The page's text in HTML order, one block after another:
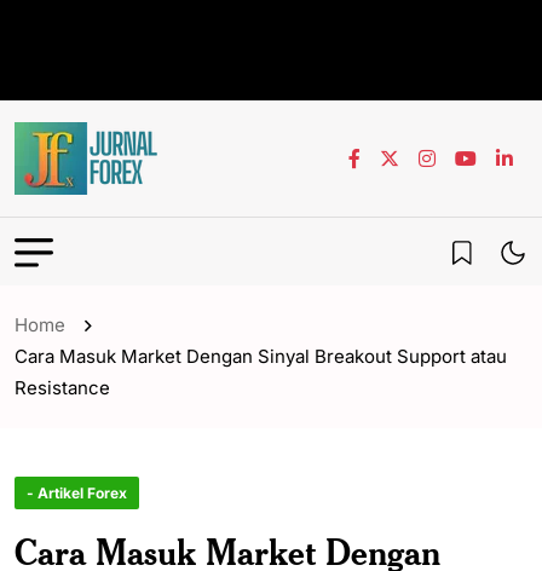
Home
Cara Masuk Market Dengan Sinyal Breakout Support atau
Resistance
- Artikel Forex
Cara Masuk Market Dengan